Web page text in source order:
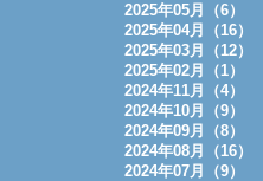
2025年05月（6）
2025年04月（16）
2025年03月（12）
2025年02月（1）
2024年11月（4）
2024年10月（9）
2024年09月（8）
2024年08月（16）
2024年07月（9）